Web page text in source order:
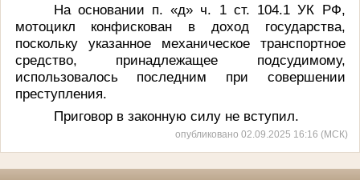
На основании п. «д» ч. 1 ст. 104.1 УК РФ,
мотоцикл конфискован в доход государства,
поскольку указанное механическое транспортное
средство, принадлежащее подсудимому,
использовалось последним при совершении
преступления.
Приговор в законную силу не вступил.
опубликовано 02.09.2025 16:16 (МСК)